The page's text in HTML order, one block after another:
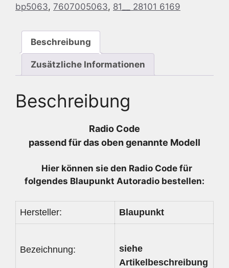
7
005
063
81.28101.6169
Menge
bp5063, 7607005063, 81__ 28101 6169
Beschreibung
Zusätzliche Informationen
Beschreibung
Radio Code
passend für das oben genannte Modell
Hier können sie den Radio Code für
folgendes Blaupunkt Autoradio bestellen:
Hersteller: Blaupunkt
Bezeichnung:
siehe
Artikelbeschreibung